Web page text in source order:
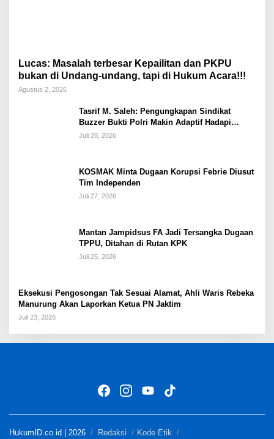
Lucas: Masalah terbesar Kepailitan dan PKPU
bukan di Undang-undang, tapi di Hukum Acara!!!
Agustus 2, 2026
Tasrif M. Saleh: Pengungkapan Sindikat
Buzzer Bukti Polri Makin Adaptif Hadapi
Kejahatan Digital
Juli 28, 2026
KOSMAK Minta Dugaan Korupsi Febrie Diusut
Tim Independen
Juli 27, 2026
Mantan Jampidsus FA Jadi Tersangka Dugaan
TPPU, Ditahan di Rutan KPK
Juli 25, 2026
Eksekusi Pengosongan Tak Sesuai Alamat, Ahli Waris Rebeka
Manurung Akan Laporkan Ketua PN Jaktim
Juli 23, 2026
HukumID.co.id | 2026 Redaksi Kode Etik